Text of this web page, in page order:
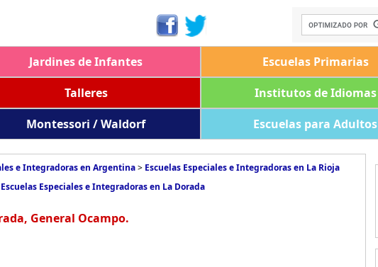
Jardines de Infantes Escuelas Primarias
Talleres Institutos de Idiomas
Montessori / Waldorf Escuelas para Adultos
e Integradoras en Argentina> Escuelas Especiales e Integradoras en La Rioja
Escuelas Especiales e Integradoras en La Dorada
General Ocampo.